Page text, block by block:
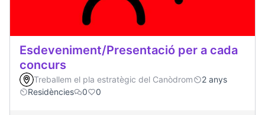
Esdeveniment/Presentació per a cada
concurs
Treballem el pla estratègic del Canòdrom
2 anys
Residències
0 0